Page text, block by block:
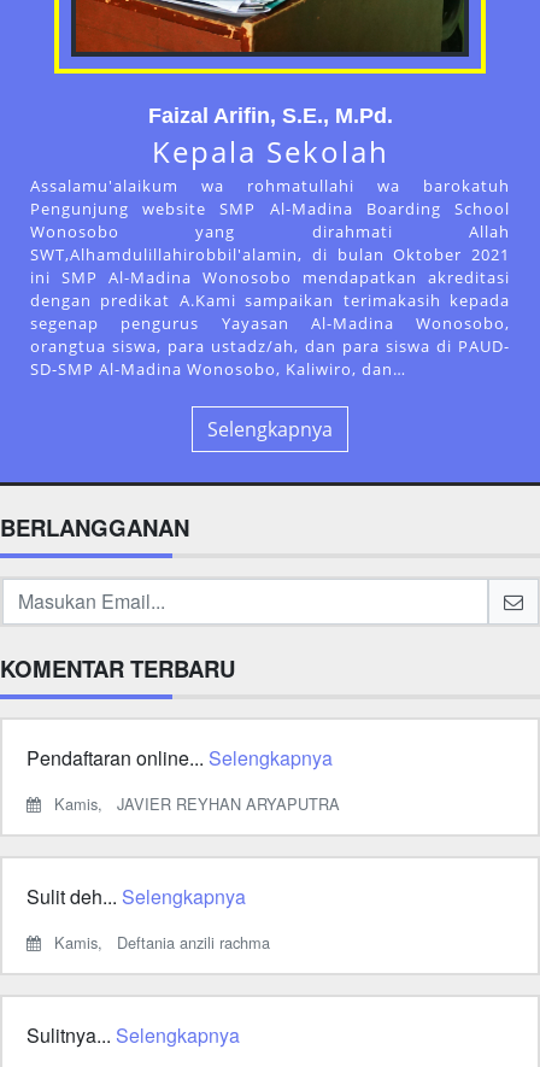
Faizal Arifin, S.E., M.Pd.
Kepala Sekolah
Assalamu'alaikum wa rohmatullahi wa barokatuh
Pengunjung website SMP Al-Madina Boarding School
Wonosobo yang dirahmati Allah
SWT,Alhamdulillahirobbil'alamin, di bulan Oktober 2021
ini SMP Al-Madina Wonosobo mendapatkan akreditasi
dengan predikat A.Kami sampaikan terimakasih kepada
segenap pengurus Yayasan Al-Madina Wonosobo,
orangtua siswa, para ustadz/ah, dan para siswa di PAUD-
SD-SMP Al-Madina Wonosobo, Kaliwiro, dan…
Selengkapnya
BERLANGGANAN
KOMENTAR TERBARU
Pendaftaran online... Selengkapnya
Kamis, JAVIER REYHAN ARYAPUTRA
Sulit deh... Selengkapnya
Kamis, Deftania anzili rachma
Sulitnya... Selengkapnya